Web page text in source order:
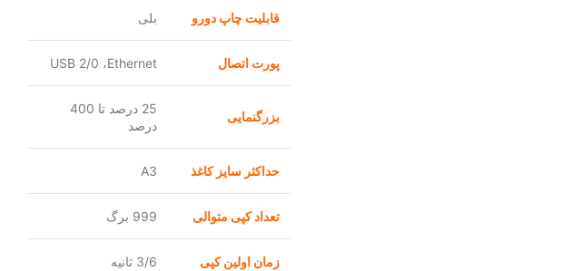
قابلیت چاپ دورو بلی
پورت اتصال USB 2/0 ،Ethernet
بزرگنمایی
25 درصد تا 400
درصد
حداکثر سایز کاغذ A3
تعداد کپی متوالی 999 برگ
زمان اولین کپی 3/6 ثانیه